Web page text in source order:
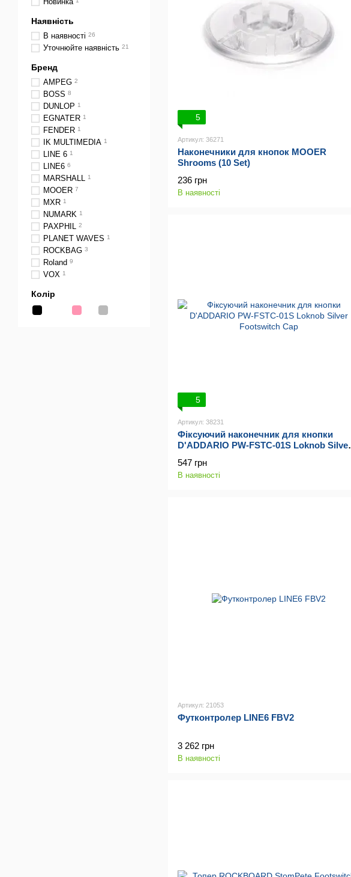
5
Артикул: 36271
Наконечники для кнопок MOOER
Shrooms (10 Set)
236 грн
В наявності
5
Артикул: 38231
Фіксуючий наконечник для кнопки
D'ADDARIO PW-FSTC-01S Loknob Silver
547 грн
В наявності
Артикул: 21053
Футконтролер LINE6 FBV2
3 262 грн
В наявності
Наявність
В наявності 26
Уточнюйте наявність 21
Бренд
AMPEG 2
BOSS 8
DUNLOP 1
EGNATER 1
FENDER 1
IK MULTIMEDIA 1
LINE 6 1
LINE6 6
MARSHALL 1
MOOER 7
MXR 1
NUMARK 1
PAXPHIL 2
PLANET WAVES 1
ROCKBAG 3
Roland 9
VOX 1
Колір